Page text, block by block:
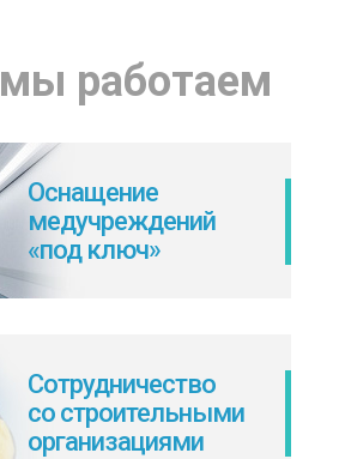
мы работаем
Оснащение
медучреждений
«под ключ»
Сотрудничество
со строительными
организациями